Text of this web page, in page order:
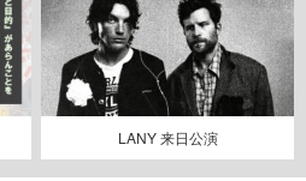
LANY 来日公演